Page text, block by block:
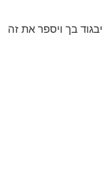
בך ויספר את זה